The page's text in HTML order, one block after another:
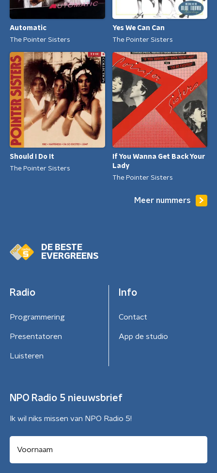
Automatic
The Pointer Sisters
Yes We Can Can
The Pointer Sisters
Should I Do It
The Pointer Sisters
If You Wanna Get Back Your
Lady
The Pointer Sisters
Meer nummers
DE BESTE
EVERGREENS
Radio
Programmering
Presentatoren
Luisteren
Info
Contact
App de studio
NPO Radio 5 nieuwsbrief
Ik wil niks missen van NPO Radio 5!